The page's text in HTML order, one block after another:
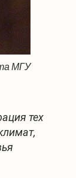
МГУ
тех